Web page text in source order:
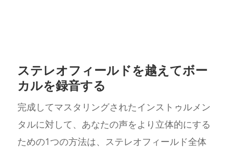
ステレオフィールドを越えてボー
カルを録音する
完成してマスタリングされたインストゥルメン
タルに対して、あなたの声をより立体的にする
ための1つの方法は、ステレオフィールド全体